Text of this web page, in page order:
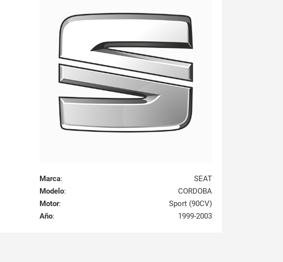
Marca:
SEAT
Modelo:
CORDOBA
Motor:
Sport (90CV)
Año: 1999-2003